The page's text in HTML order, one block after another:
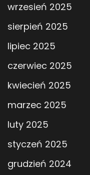
wrzesień 2025
sierpień 2025
lipiec 2025
czerwiec 2025
kwiecień 2025
marzec 2025
luty 2025
styczeń 2025
grudzień 2024